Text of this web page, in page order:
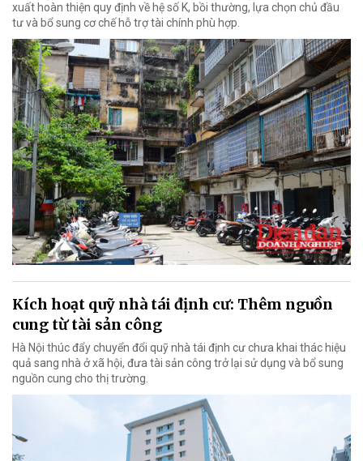
xuất hoàn thiện quy định về hệ số K, bồi thường, lựa chọn chủ đầu
tư và bổ sung cơ chế hỗ trợ tài chính phù hợp.
Kích hoạt quỹ nhà tái định cư: Thêm nguồn
cung từ tài sản công
Hà Nội thúc đẩy chuyển đổi quỹ nhà tái định cư chưa khai thác hiệu
quả sang nhà ở xã hội, đưa tài sản công trở lại sử dụng và bổ sung
nguồn cung cho thị trường.